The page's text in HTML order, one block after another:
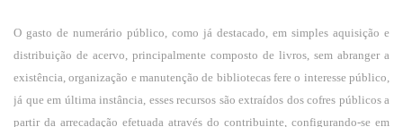
O gasto de numerário público, como já destacado, em simples aquisição e
distribuição de acervo, principalmente composto de livros, sem abranger a
existência, organização e manutenção de bibliotecas fere o interesse público,
já que em última instância, esses recursos são extraídos dos cofres públicos a
partir da arrecadação efetuada através do contribuinte, configurando-se em